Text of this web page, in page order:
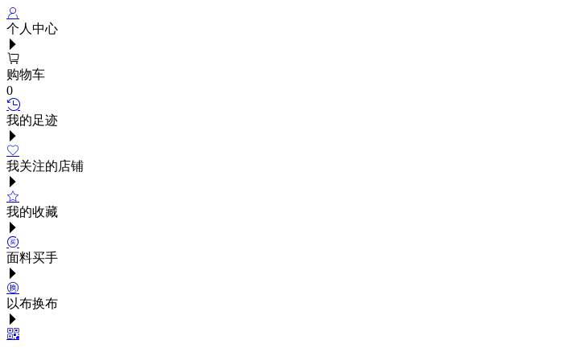
个人中心
购物车
0
我的足迹
我关注的店铺
我的收藏
面料买手
以布换布